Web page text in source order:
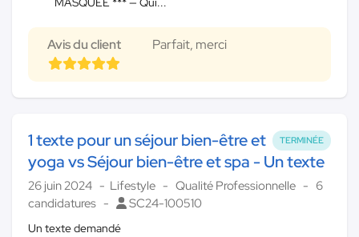
Avis du client Parfait, merci
TERMINÉE
1 texte pour un séjour bien-être et
yoga vs Séjour bien-être et spa - Un texte
26 juin 2024 Lifestyle Qualité Professionnelle
6
candidatures
SC24-100510
Un texte demandé